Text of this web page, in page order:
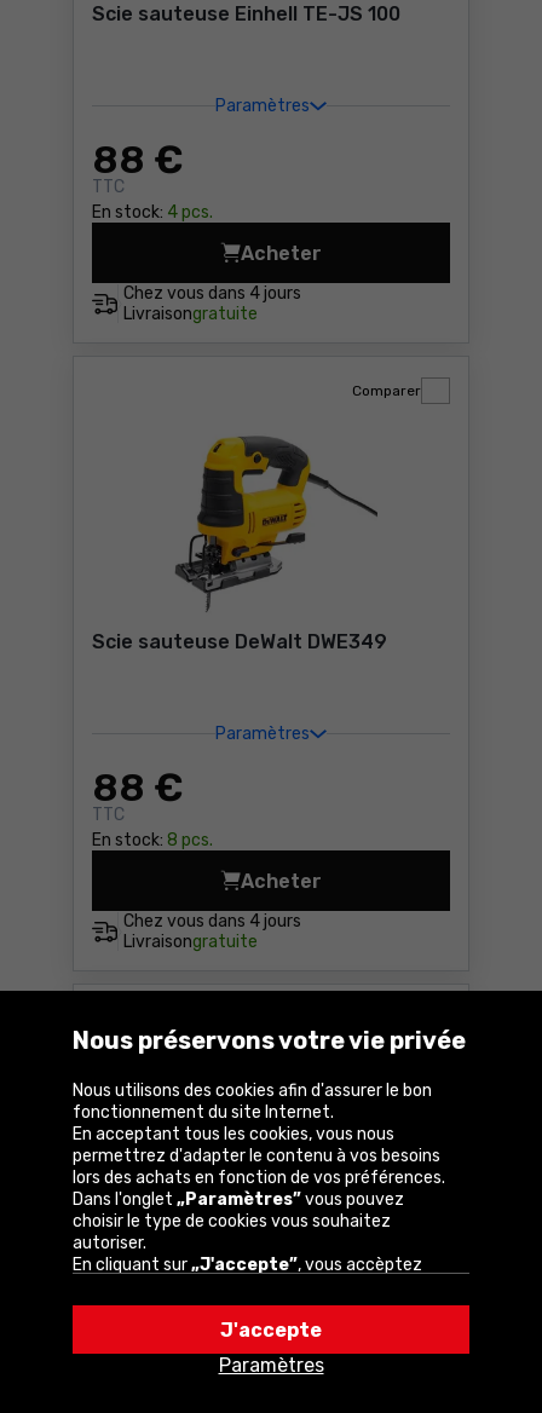
Scie sauteuse Einhell TE-JS 100
Paramètres
88 €
TTC
En stock: 4 pcs.
Chez vous dans 4 jours
Livraisongratuite
Acheter
Scie sauteuse Einhell TE-
Scie sauteuse DeWalt DWE349
Paramètres
88 €
TTC
En stock: 8 pcs.
Comparer
Chez vous dans 4 jours
Livraisongratuite
Acheter
Scie sauteuse DeWalt
Scie circulaire Yato YT-82155
Paramètres
Nous préservons votre vie privée
Nous utilisons des cookies afin d'assurer le bon
fonctionnement du site Internet.
En acceptant tous les cookies, vous nous
permettrez d'adapter le contenu à vos besoins
lors des achats en fonction de vos préférences.
Dans l'onglet „Paramètres”vous pouvez
choisir le type de cookies vous souhaitez
autoriser.
En cliquant sur„J'accepte”, vous accèptez
paramètres de votre navigateur.
Vous pouvez modifier votre choix à tout
moment en cliquant sur„Paramètres”dans la
politique en matière de cookies.
Paramètres
J'accepte